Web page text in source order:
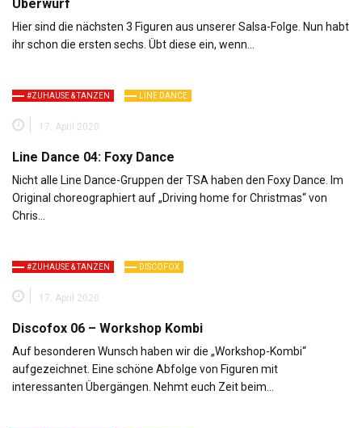
Überwurf
Hier sind die nächsten 3 Figuren aus unserer Salsa-Folge. Nun habt
ihr schon die ersten sechs. Übt diese ein, wenn…
#ZUHAUSE & TANZEN LINE DANCE
17. April 2020
Line Dance 04: Foxy Dance
Nicht alle Line Dance-Gruppen der TSA haben den Foxy Dance. Im
Original choreographiert auf „Driving home for Christmas“ von
Chris…
#ZUHAUSE & TANZEN DISCOFOX
17. April 2020
Discofox 06 – Workshop Kombi
Auf besonderen Wunsch haben wir die „Workshop-Kombi“
aufgezeichnet. Eine schöne Abfolge von Figuren mit
interessanten Übergängen. Nehmt euch Zeit beim…